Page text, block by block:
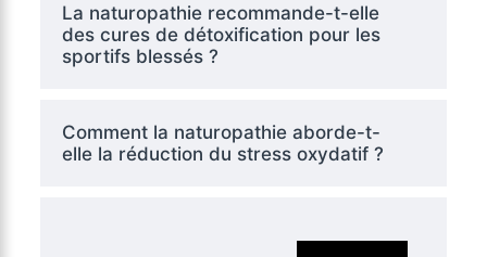
La naturopathie recommande-t-elle
des cures de détoxification pour les
sportifs blessés ?
Comment la naturopathie aborde-t-
elle la réduction du stress oxydatif ?